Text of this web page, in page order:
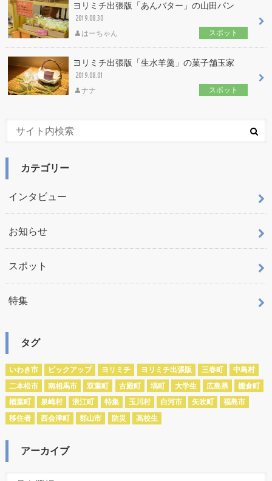
ヨリミチ出張版「あんバター」の山田パン
2019.08.30
はーちゃん スポット
ヨリミチ出張版「生水羊羹」の菓子舗玉家
2019.08.01
ナナ スポット
カテゴリー
インタビュー
お知らせ
スポット
特集
タグ
いわき市 ピックアップ ヨリミチ ヨリミチ出張版 三春町
中島村
二本松市
南相馬市 双葉町 古殿町 塙町 大学生 広島県
棚倉町
楢葉町
泉崎村 浪江町 特集 玉川村 白河市 矢吹町
福島市
移住者
西会津町 郡山市 防災 高校生
アーカイブ